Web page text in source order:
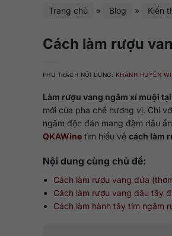
Trang chủ » Blog » Kiến
Cách làm rượu
PHỤ TRÁCH NỘI DUNG: KHÁNH HUYỀN
Làm rượu vang ngâm xí muội
mới của pha chế hương vị. Chỉ
ngâm độc đáo mang đậm dấu
QKAWine tìm hiểu về cách làm
Nội dung cùng chủ đề:
Cách làm rượu vang dứa
Cách làm rượu vang dâu tây
Cách làm hành tây tím ngâm